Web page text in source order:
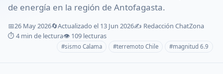
de energía en la región de Antofagasta.
📅26 May 2026🔄Actualizado el 13 Jun 2026✍️ Redacción ChatZona
⏱️ 4 min de lectura👁️ 109 lecturas
#sismo Calama #terremoto Chile #magnitud 6.9